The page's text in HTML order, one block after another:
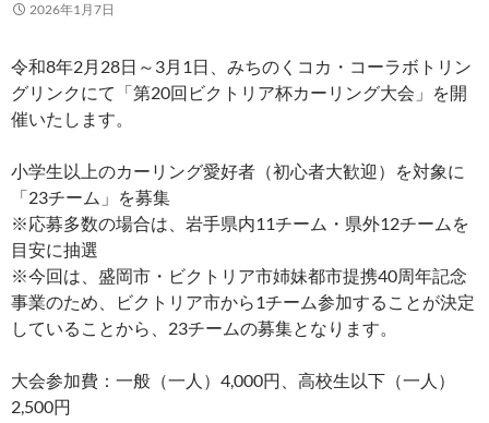
2026年1月7日
令和8年2月28日～3月1日、みちのくコカ・コーラボトリン
グリンクにて「第20回ビクトリア杯カーリング大会」を開
催いたします。
小学生以上のカーリング愛好者（初心者大歓迎）を対象に
「23チーム」を募集
※応募多数の場合は、岩手県内11チーム・県外12チームを
目安に抽選
※今回は、盛岡市・ビクトリア市姉妹都市提携40周年記念
事業のため、ビクトリア市から1チーム参加することが決定
していることから、23チームの募集となります。
大会参加費：一般（一人）4,000円、高校生以下（一人）
2,500円